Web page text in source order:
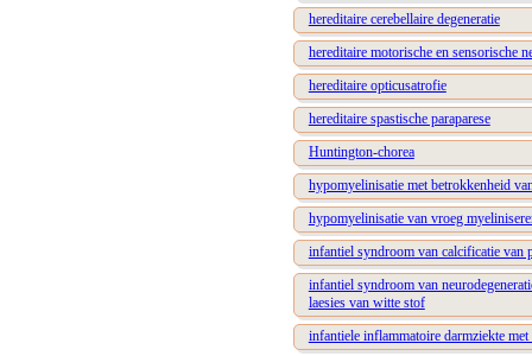
hereditaire cerebellaire degeneratie
hereditaire motorische en sensorische
hereditaire opticusatrofie
hereditaire spastische paraparese
Huntington-chorea
hypomyelinisatie met betrokkenheid
hypomyelinisatie van vroeg
infantiel syndroom van calcificatie van
infantiel syndroom van
laesies van witte stof
infantiele inflammatoire darmziekte